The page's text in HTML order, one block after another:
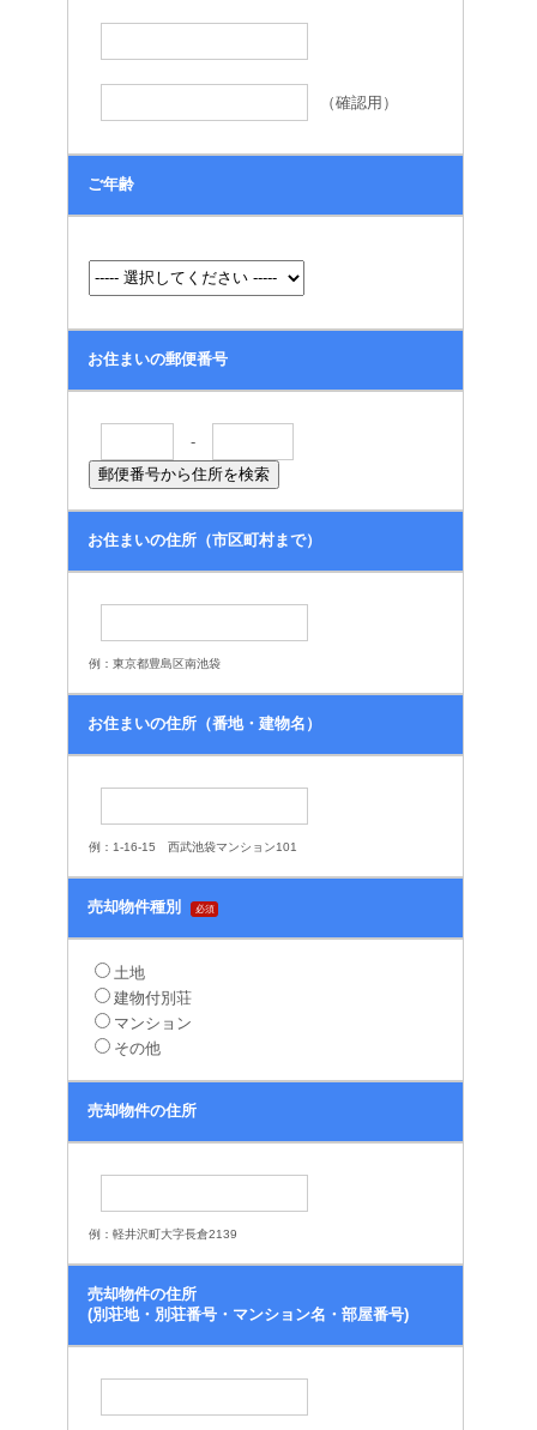
（確認用）
ご年齢
お住まいの郵便番号
-
お住まいの住所（市区町村まで）
例：東京都豊島区南池袋
お住まいの住所（番地・建物名）
例：1-16-15 西武池袋マンション101
売却物件種別 必須
土地
建物付別荘
マンション
その他
売却物件の住所
例：軽井沢町大字長倉2139
売却物件の住所
(別荘地・別荘番号・マンション名・部屋番号)